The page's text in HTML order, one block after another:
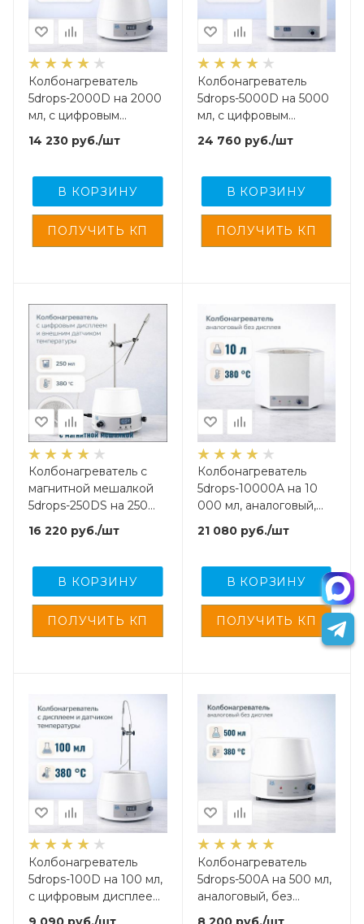
Колбонагреватель
5drops-2000D на 2000
мл, с цифровым
дисплеем и внешним
датчиком температуры
14 230 руб./шт
В КОРЗИНУ
Колбонагреватель
5drops-5000D на 5000
мл, с цифровым
дисплеем и внешним
датчиком температуры
24 760руб./шт
В КОРЗИНУ
Колбонагреватель с
магнитной мешалкой
5drops-250DS на 250
мл, с цифровым
дисплеем и внешним
16 220 руб./шт
В КОРЗИНУ
Колбонагреватель
5drops-10000A на 10
000 мл, аналоговый,
без дисплея
21 080руб./шт
В КОРЗИНУ
Колбонагреватель
5drops-100D на 100 мл,
с цифровым дисплеем
и внешним датчиком
Колбонагреватель
5drops-500A на 500 мл,
аналоговый, без